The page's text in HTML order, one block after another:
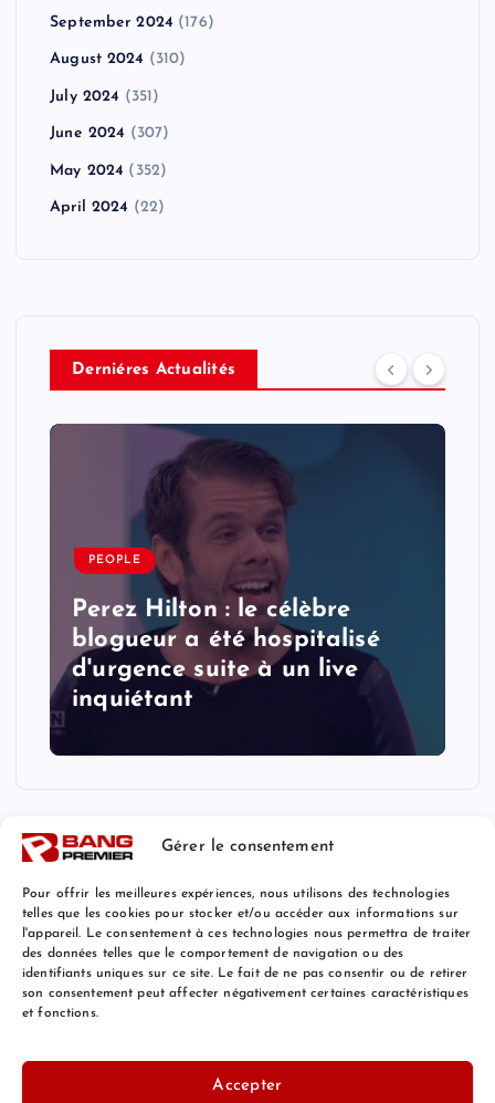
Gérer le consentement
Pour offrir les meilleures expériences, nous utilisons des technologies
telles que les cookies pour stocker et/ou accéder aux informations sur
l'appareil. Le consentement à ces technologies nous permettra de traiter
des données telles que le comportement de navigation ou des
identifiants uniques sur ce site. Le fait de ne pas consentir ou de retirer
son consentement peut affecter négativement certaines caractéristiques
et fonctions.
Accepter
September 2024 (176)
August 2024 (310)
July 2024 (351)
June 2024 (307)
May 2024 (352)
April 2024 (22)
Derniéres Actualités
PEOPLE
Perez Hilton : le célèbre
blogueur a été hospitalisé
d'urgence suite à un live
inquiétant
Mentions Légales